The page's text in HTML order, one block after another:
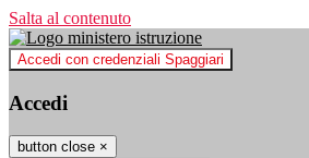
Salta al contenuto
Accedi con credenziali Spaggiari
Accedi
button close ×